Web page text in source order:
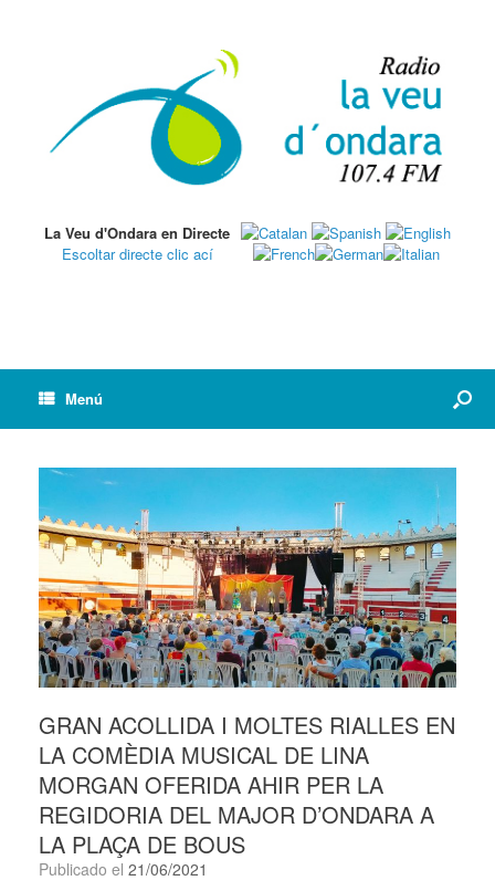
La Veu d'Ondara en Directe
Escoltar directe clic ací
Menú
GRAN ACOLLIDA I MOLTES RIALLES EN
LA COMÈDIA MUSICAL DE LINA
MORGAN OFERIDA AHIR PER LA
REGIDORIA DEL MAJOR D’ONDARA A
LA PLAÇA DE BOUS
Publicado el 21/06/2021